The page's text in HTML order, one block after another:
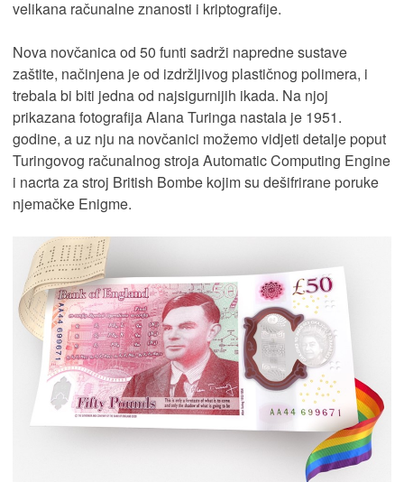
velikana računalne znanosti i kriptografije.
Nova novčanica od 50 funti sadrži napredne sustave
zaštite, načinjena je od izdržljivog plastičnog polimera, i
trebala bi biti jedna od najsigurnijih ikada. Na njoj
prikazana fotografija Alana Turinga nastala je 1951.
godine, a uz nju na novčanici možemo vidjeti detalje poput
Turingovog računalnog stroja Automatic Computing Engine
i nacrta za stroj British Bombe kojim su dešifrirane poruke
njemačke Enigme.